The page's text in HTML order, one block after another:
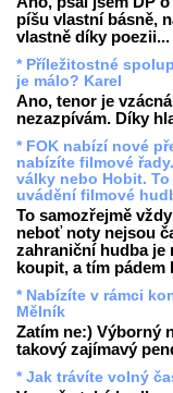
píšu vlastní básně,
vlastně díky poezii...
* Příležitostné
je málo? Karel
Ano, tenor je
nezazpívám. Díky
* FOK nabízí nové
nabízíte filmové
války nebo Hobit.
uvádění filmové
To samozřejmě
neboť noty nejsou
zahraniční hudba je
koupit, a tím pádem
* Nabízíte v rámci
Mělník
Zatím ne:) Výborný
takový zajímavý
* Jak trávíte volný